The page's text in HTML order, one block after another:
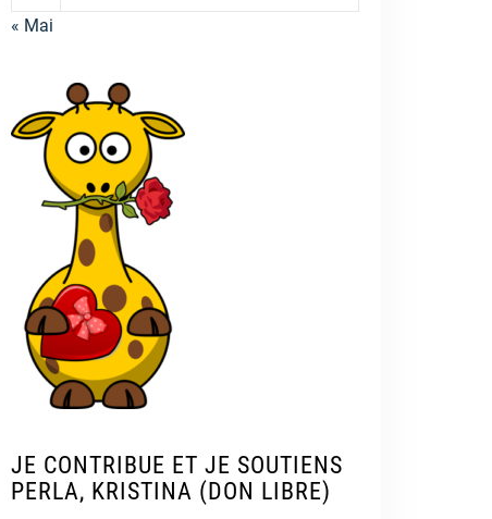
« Mai
JE CONTRIBUE ET JE SOUTIENS
PERLA, KRISTINA (DON LIBRE)